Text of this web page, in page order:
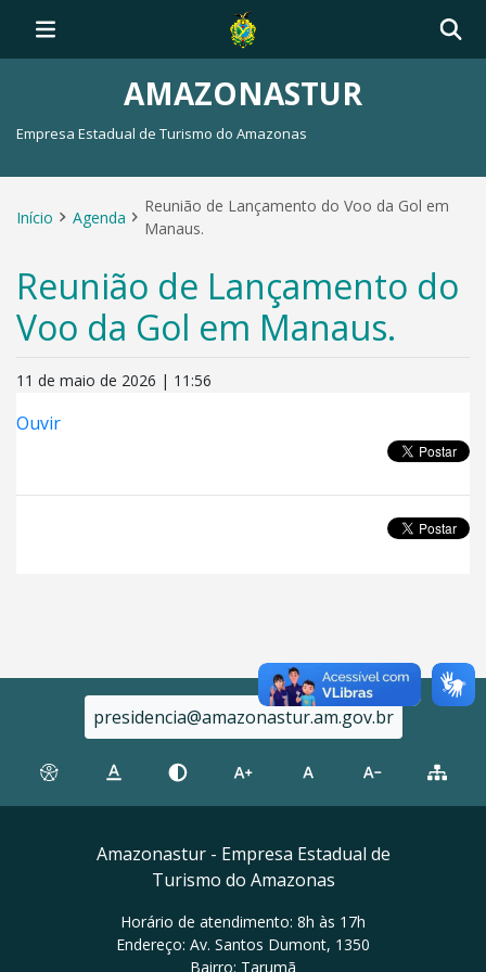
AMAZONASTUR
Empresa Estadual de Turismo do Amazonas
Início Agenda
Reunião de Lançamento do Voo da Gol em
Manaus.
Reunião de Lançamento do
Voo da Gol em Manaus.
11 de maio de 2026 | 11:56
Ouvir
presidencia@amazonastur.am.gov.br
Amazonastur - Empresa Estadual de
Turismo do Amazonas
Horário de atendimento: 8h às 17h
Endereço: Av. Santos Dumont, 1350
Bairro: Tarumã